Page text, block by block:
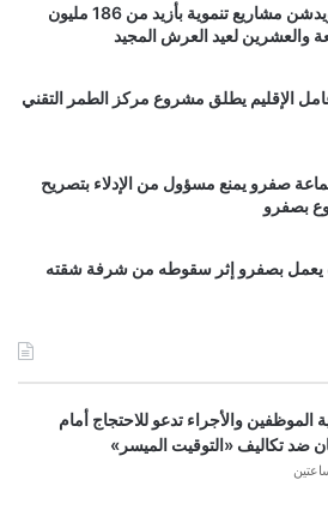
عامل إقليم صفرو يطلق ويدشن مشاريع تنموية بأزيد من 186 مليون
والعشرين لعيد العرش المجيد
عامل الإقليم يطلق مشروع مركز الطمر التقني
صفرو يمنع مسؤول من الإدلاء بتصريح
بصفرو
يعمل بصفرو إثر سقوطه من شرفة شقته
الموظفين والأجراء تدعو للاحتجاج أمام
ضد تكاليف «التوقيت الميسر»